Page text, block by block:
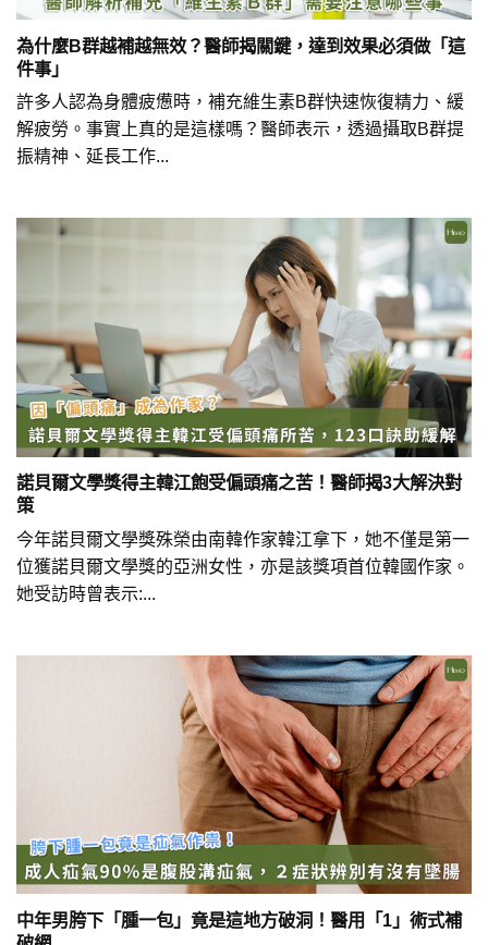
為什麼B群越補越無效？醫師揭關鍵，達到效果必須做「這
件事」
許多人認為身體疲憊時，補充維生素B群快速恢復精力、緩
解疲勞。事實上真的是這樣嗎？醫師表示，透過攝取B群提
振精神、延長工作...
諾貝爾文學獎得主韓江飽受偏頭痛之苦！醫師揭3大解決對
策
今年諾貝爾文學獎殊榮由南韓作家韓江拿下，她不僅是第一
位獲諾貝爾文學獎的亞洲女性，亦是該獎項首位韓國作家。
她受訪時曾表示:...
中年男胯下「腫一包」竟是這地方破洞！醫用「1」術式補